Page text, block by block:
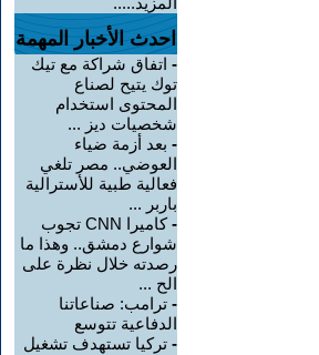
احدث الأخبار المهمة
- اتفاق شراكة مع تيك
توك يتيح لصناع
المحتوى استخدام
شخصيات ديز ...
- بعد أزمة ضياء
العوضي.. مصر تلغي
فعالية طبية للأسترالية
باربر ...
-
كاميرا CNN تجوب
شوارع دمشق.. وهذا ما
رصدته خلال نظرة على
الح ...
- ترامب: صناعاتنا
الدفاعية تتوسع
- تركيا تستهدف تشغيل